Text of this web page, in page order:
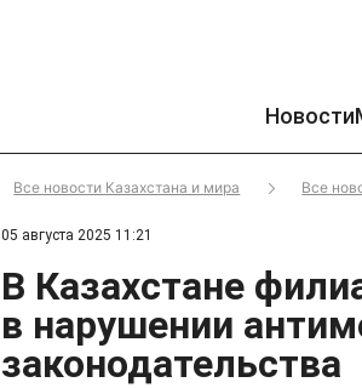
Новости
Все новости Казахстана и мира Все
05 августа 2025 11:21
В Казахстане
в нарушении
законодательства